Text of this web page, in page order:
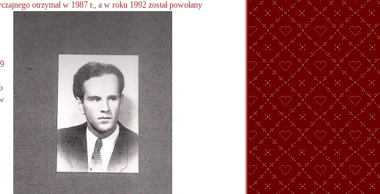
otrzymał w 1987 r., a w roku 1992 został powołany